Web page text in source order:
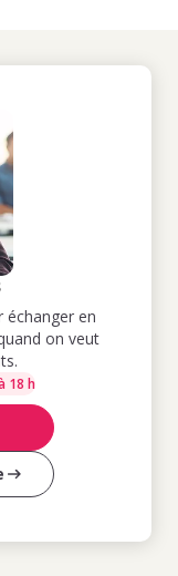
échanger en
on veut
18 h